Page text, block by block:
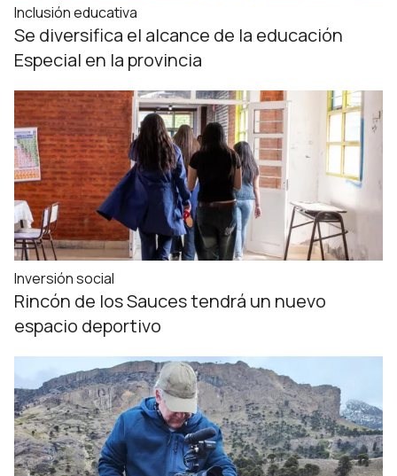
Inclusión educativa
Se diversifica el alcance de la educación
Especial en la provincia
Inversión social
Rincón de los Sauces tendrá un nuevo
espacio deportivo